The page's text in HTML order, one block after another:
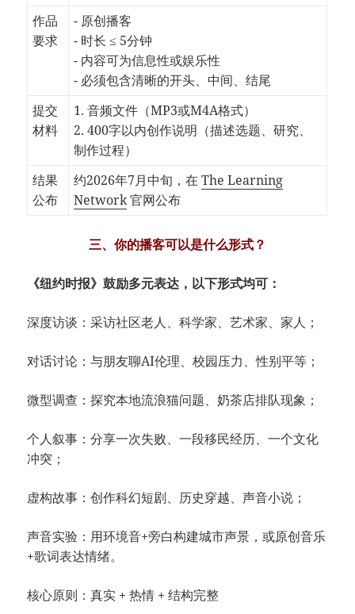
作品
要求
- 原创播客
- 时长 ≤ 5分钟
- 内容可为信息性或娱乐性
- 必须包含清晰的开头、中间、结尾
提交
材料
1. 音频文件（MP3或M4A格式）
2. 400字以内创作说明（描述选题、研究、
制作过程）
结果
公布
约2026年7月中旬，在The Learning
Network官网公布
三、你的播客可以是什么形式？
《纽约时报》鼓励多元表达，以下形式均可：
深度访谈：采访社区老人、科学家、艺术家、家人；
对话讨论：与朋友聊AI伦理、校园压力、性别平等；
微型调查：探究本地流浪猫问题、奶茶店排队现象；
个人叙事：分享一次失败、一段移民经历、一个文化
冲突；
虚构故事：创作科幻短剧、历史穿越、声音小说；
声音实验：用环境音+旁白构建城市声景，或原创音乐
+歌词表达情绪。
核心原则：真实 + 热情 + 结构完整